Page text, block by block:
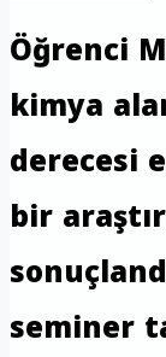
Öğrenci
kimya
derecesi
bir
seminer